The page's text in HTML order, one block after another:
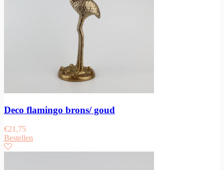
Deco flamingo brons/ goud
€21,75
Bestellen